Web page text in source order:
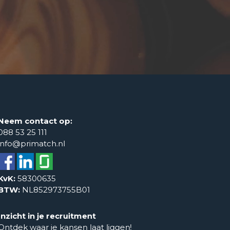
contact op:
53 25 111
58300635
NL852973755B01
in je recruitment
waar je kansen laat liggen!